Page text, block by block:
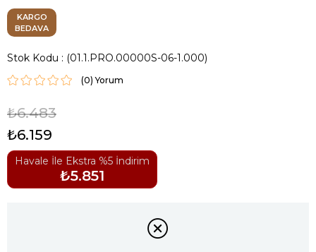
KARGO
BEDAVA
Stok Kodu (01.1.PRO.00000S-06-1.000)
(0)
₺6.483
₺6.159
Havale İle Ekstra %5 İndirim
₺5.851